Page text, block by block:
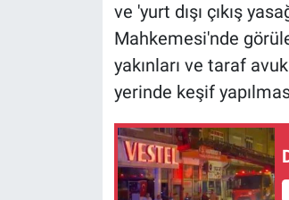
ve 'yurt dışı çıkış
Mahkemesi'nde
yakınları ve taraf
yerinde keşif